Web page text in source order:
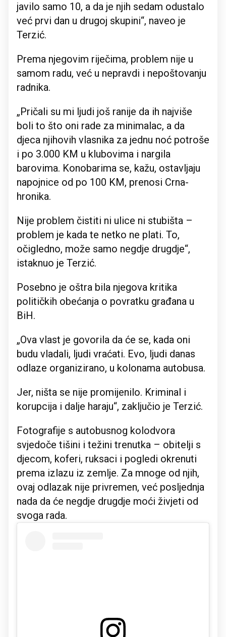
javilo samo 10, a da je njih sedam odustalo
već prvi dan u drugoj skupini“, naveo je
Terzić.
Prema njegovim riječima, problem nije u
samom radu, već u nepravdi i nepoštovanju
radnika.
„Pričali su mi ljudi još ranije da ih najviše
boli to što oni rade za minimalac, a da
djeca njihovih vlasnika za jednu noć potroše
i po 3.000 KM u klubovima i nargila
barovima. Konobarima se, kažu, ostavljaju
napojnice od po 100 KM, prenosi Crna-
hronika.
Nije problem čistiti ni ulice ni stubišta –
problem je kada te netko ne plati. To,
očigledno, može samo negdje drugdje“,
istaknuo je Terzić.
Posebno je oštra bila njegova kritika
političkih obećanja o povratku građana u
BiH.
„Ova vlast je govorila da će se, kada oni
budu vladali, ljudi vraćati. Evo, ljudi danas
odlaze organizirano, u kolonama autobusa.
Jer, ništa se nije promijenilo. Kriminal i
korupcija i dalje haraju“, zaključio je Terzić.
Fotografije s autobusnog kolodvora
svjedoče tišini i težini trenutka – obitelji s
djecom, koferi, ruksaci i pogledi okrenuti
prema izlazu iz zemlje. Za mnoge od njih,
ovaj odlazak nije privremen, već posljednja
nada da će negdje drugdje moći živjeti od
svoga rada.